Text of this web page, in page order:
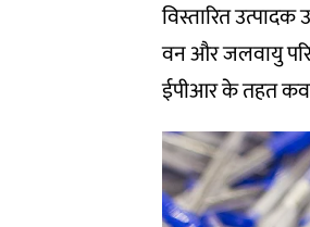
विस्तारित
वन और जलवायु
ईपीआर के तहत